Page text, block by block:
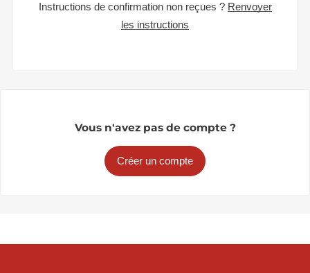
Instructions de confirmation non reçues ? Renvoyer
les instructions
Vous n'avez pas de compte ?
Créer un compte